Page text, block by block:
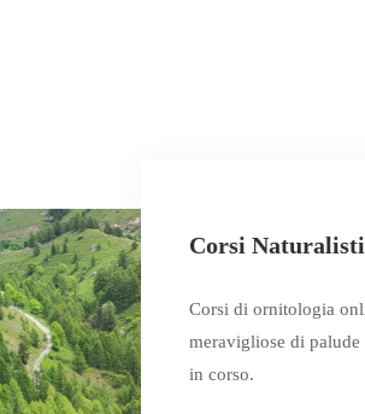
2
Corsi
Corsi di ornitologia
meravigliose di palude
in corso.